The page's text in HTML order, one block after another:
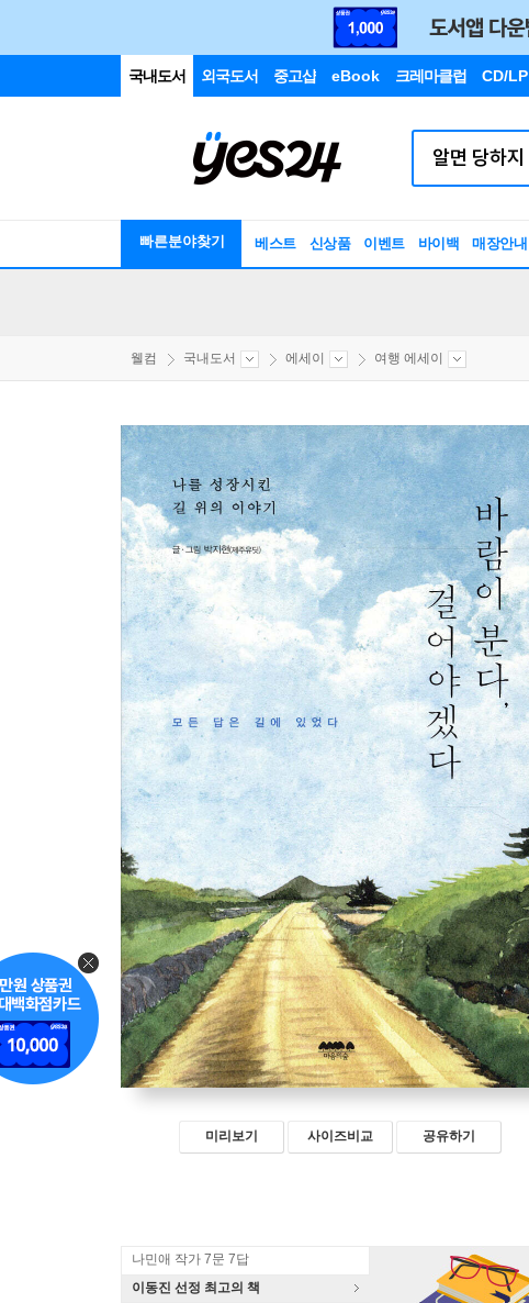
국내도서 외국도서 중고샵 eBook 크레마클럽 CD/LP
빠른분야찾기 베스트 신상품 이벤트 바이백 매장안내
웰컴 국내도서 에세이 여행 에세이
미리보기 사이즈비교 공유하기
나민애 작가 7문 7답
이동진 선정 최고의 책